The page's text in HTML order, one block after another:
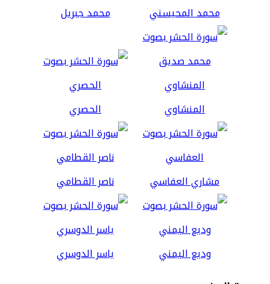
محمد المحيسني محمد جبريل
المنشاوي الحصري
مشاري العفاسي ناصر القطامي
وديع اليمني ياسر الدوسري